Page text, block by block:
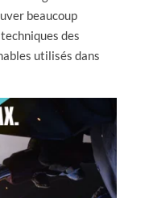
beaucoup
des
utilisés dans